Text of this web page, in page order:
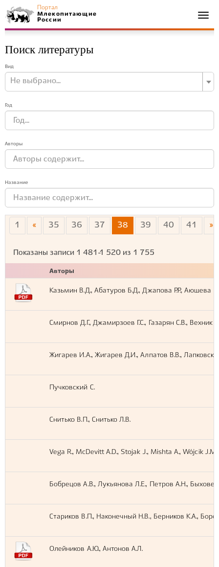
Портал
Млекопитающие
России
Поиск литературы
Вид
Не выбрано...
Год
Авторы
Название
1 « 35 36 37 38 39 40 41 »
Показаны записи 1 481-1 520 из 1 755
Авторы
Казьмин В.Д., Абатуров Б.Д., Джапова Р.Р., Аюшева
Смирнов Д.Г., Джамирзоев Г.С., Газарян С.В., Вехник
Жигарев И.А., Жигарев Д.И., Алпатов В.В.,
Пучковский С.
Снитько В.П., Снитько Л.В.
Vega R., McDevitt A.D., Stojak J., Mishta A., Wójcik
Бобрецов А.В., Лукьянова Л.Е., Петров А.Н.,
Стариков В.П., Наконечный Н.В., Берников К.А.,
Олейников А.Ю., Антонов А.Л.